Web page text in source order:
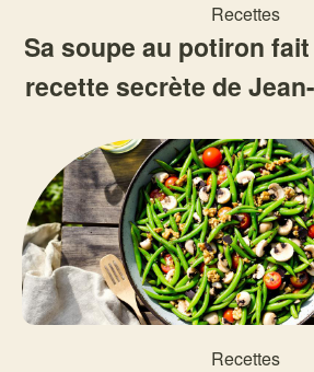
Recettes
Sa soupe au potiron
recette secrète de
Recettes